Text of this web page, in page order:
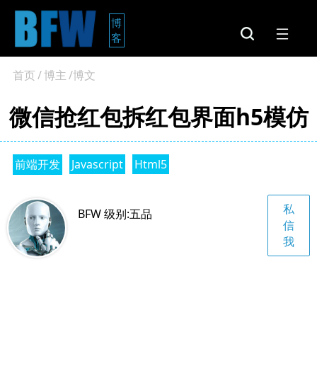
博
客
首页/博主/博文
微信抢红包拆红包界面h5模仿
前端开发 Javascript Html5
BFW 级别:五品
私
信
我